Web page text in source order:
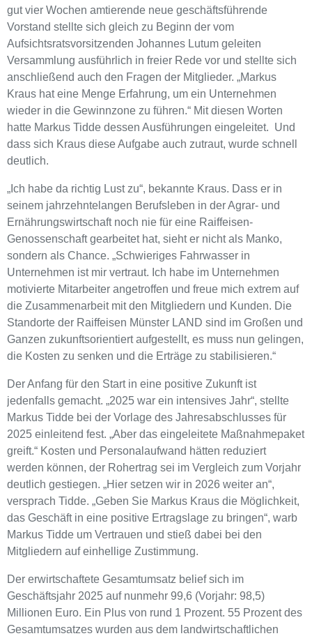
gut vier Wochen amtierende neue geschäftsführende
Vorstand stellte sich gleich zu Beginn der vom
Aufsichtsratsvorsitzenden Johannes Lutum geleiten
Versammlung ausführlich in freier Rede vor und stellte sich
anschließend auch den Fragen der Mitglieder. „Markus
Kraus hat eine Menge Erfahrung, um ein Unternehmen
wieder in die Gewinnzone zu führen.“ Mit diesen Worten
hatte Markus Tidde dessen Ausführungen eingeleitet. Und
dass sich Kraus diese Aufgabe auch zutraut, wurde schnell
deutlich.
„Ich habe da richtig Lust zu“, bekannte Kraus. Dass er in
seinem jahrzehntelangen Berufsleben in der Agrar- und
Ernährungswirtschaft noch nie für eine Raiffeisen-
Genossenschaft gearbeitet hat, sieht er nicht als Manko,
sondern als Chance. „Schwieriges Fahrwasser in
Unternehmen ist mir vertraut. Ich habe im Unternehmen
motivierte Mitarbeiter angetroffen und freue mich extrem auf
die Zusammenarbeit mit den Mitgliedern und Kunden. Die
Standorte der Raiffeisen Münster LAND sind im Großen und
Ganzen zukunftsorientiert aufgestellt, es muss nun gelingen,
die Kosten zu senken und die Erträge zu stabilisieren.“
Der Anfang für den Start in eine positive Zukunft ist
jedenfalls gemacht. „2025 war ein intensives Jahr“, stellte
Markus Tidde bei der Vorlage des Jahresabschlusses für
2025 einleitend fest. „Aber das eingeleitete Maßnahmepaket
greift.“ Kosten und Personalaufwand hätten reduziert
werden können, der Rohertrag sei im Vergleich zum Vorjahr
deutlich gestiegen. „Hier setzen wir in 2026 weiter an“,
versprach Tidde. „Geben Sie Markus Kraus die Möglichkeit,
das Geschäft in eine positive Ertragslage zu bringen“, warb
Markus Tidde um Vertrauen und stieß dabei bei den
Mitgliedern auf einhellige Zustimmung.
Der erwirtschaftete Gesamtumsatz belief sich im
Geschäftsjahr 2025 auf nunmehr 99,6 (Vorjahr: 98,5)
Millionen Euro. Ein Plus von rund 1 Prozent. 55 Prozent des
Gesamtumsatzes wurden aus dem landwirtschaftlichen